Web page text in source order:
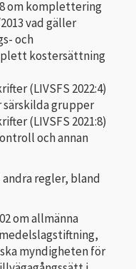
om komplettering
vad gäller
och
kostersättning
(LIVSFS 2022:4)
särskilda grupper
(LIVSFS 2021:8)
och annan
regler, bland
om allmänna
myndigheten för